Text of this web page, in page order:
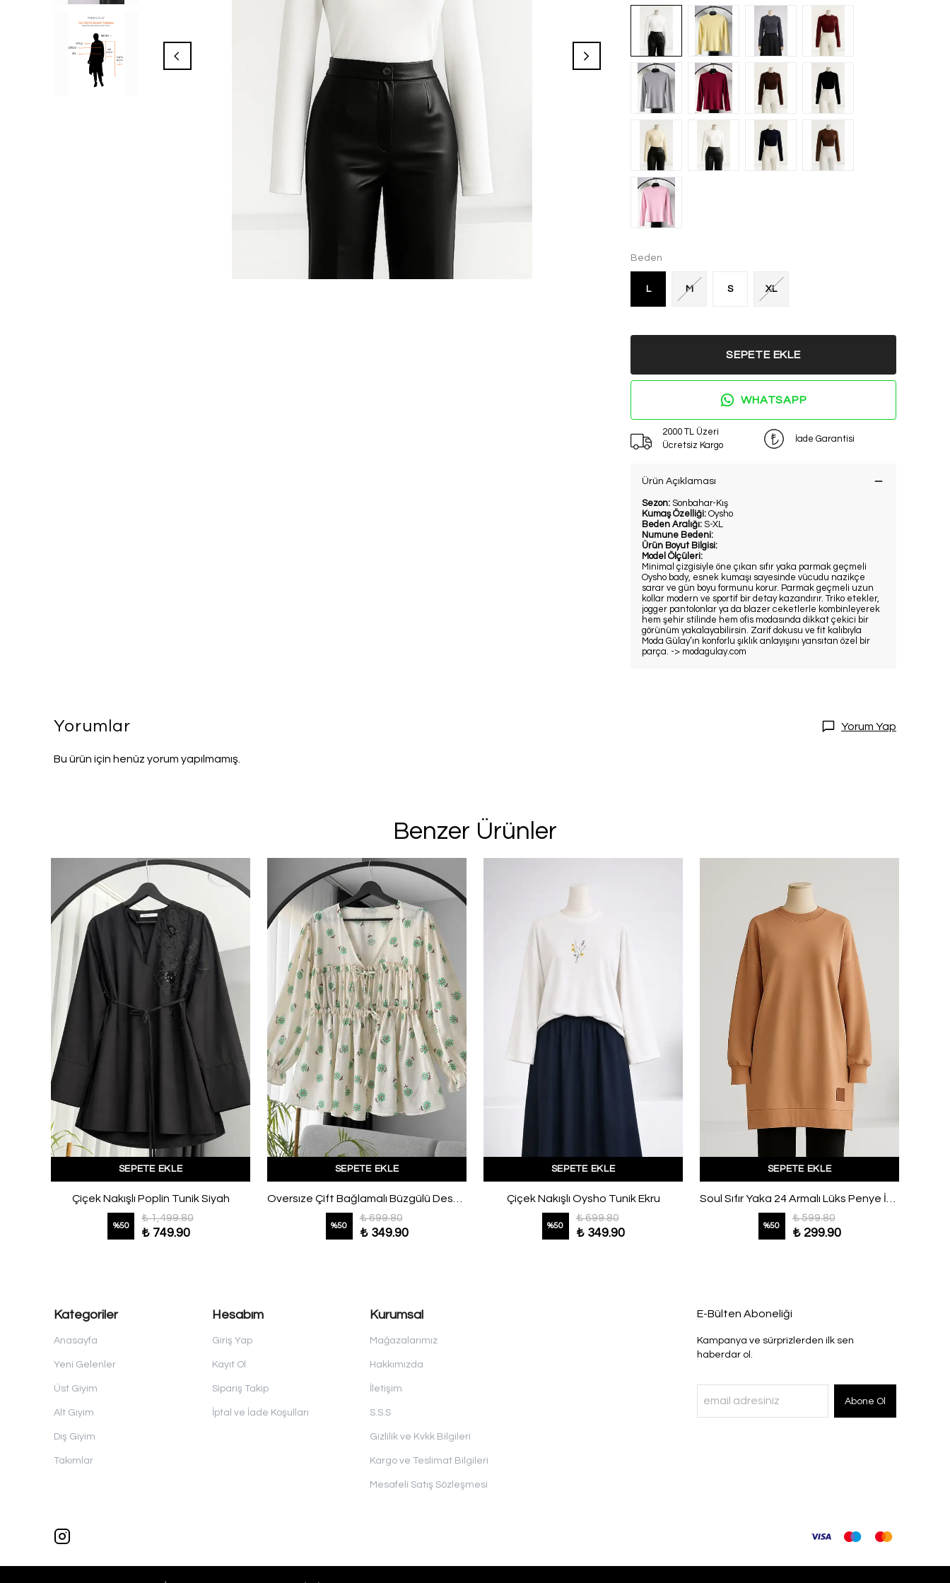
Beden
L M S XL
SEPETE EKLE
WHATSAPP
2000 TL Üzeri
Ücretsiz Kargo
İade Garantisi
Ürün Açıklaması
Sezon: Sonbahar-Kış
Kumaş Özelliği: Oysho
Beden Aralığı: S-XL
Numune Bedeni:
Ürün Boyut Bilgisi:
Model Ölçüleri:
Minimal çizgisiyle öne çıkan sıfır yaka parmak geçmeli
Oysho bady, esnek kumaşı sayesinde vücudu nazikçe
sarar ve gün boyu formunu korur. Parmak geçmeli uzun
kollar modern ve sportif bir detay kazandırır. Triko etekler,
jogger pantolonlar ya da blazer ceketlerle kombinleyerek
hem şehir stilinde hem ofis modasında dikkat çekici bir
görünüm yakalayabilirsin. Zarif dokusu ve fit kalıbıyla
Moda Gülay’ın konforlu şıklık anlayışını yansıtan özel bir
parça. -> modagulay.com
Yorumlar Yorum Yap
Bu ürün için henüz yorum yapılmamış.
Benzer Ürünler
SEPETE EKLE
Çiçek Nakışlı Poplin Tunik Siyah
%50
₺ 1,499.80
₺ 749.90
SEPETE EKLE
Oversıze Çift Bağlamalı Büzgülü Desenli Gömlek Naturel Benetton
%50
₺ 699.80
₺ 349.90
SEPETE EKLE
Çiçek Nakışlı Oysho Tunik Ekru
%50
₺ 699.80
₺ 349.90
SEPETE EKLE
Soul Sıfır Yaka 24 Armalı Lüks Penye İki İplik Tunik Camel
%50
₺ 599.80
₺ 299.90
Kategoriler
Anasayfa
Yeni Gelenler
Üst Giyim
Alt Giyim
Dış Giyim
Takımlar
Hesabım
Giriş Yap
Kayıt Ol
Sipariş Takip
İptal ve İade Koşulları
Kurumsal
Mağazalarımız
Hakkımızda
İletişim
S.S.S
Gizlilik ve Kvkk Bilgileri
Kargo ve Teslimat Bilgileri
Mesafeli Satış Sözleşmesi
E-Bülten Aboneliği
Kampanya ve sürprizlerden ilk sen
haberdar ol.
Abone Ol